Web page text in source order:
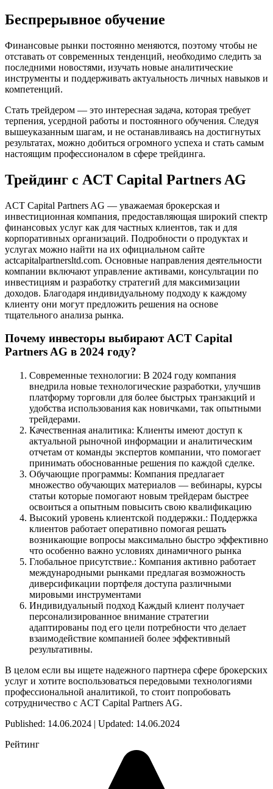
Беспрерывное обучение
Финансовые рынки постоянно меняются, поэтому чтобы не
отставать от современных тенденций, необходимо следить за
последними новостями, изучать новые аналитические
инструменты и поддерживать актуальность личных навыков и
компетенций.
Стать трейдером — это интересная задача, которая требует
терпения, усердной работы и постоянного обучения. Следуя
вышеуказанным шагам, и не останавливаясь на достигнутых
результатах, можно добиться огромного успеха и стать самым
настоящим профессионалом в сфере трейдинга.
Трейдинг с ACT Capital Partners AG
ACT Capital Partners AG — уважаемая брокерская и
инвестиционная компания, предоставляющая широкий спектр
финансовых услуг как для частных клиентов, так и для
корпоративных организаций. Подробности о продуктах и
услугах можно найти на их официальном сайте
actcapitalpartnersltd.com. Основные направления деятельности
компании включают управление активами, консультации по
инвестициям и разработку стратегий для максимизации
доходов. Благодаря индивидуальному подходу к каждому
клиенту они могут предложить решения на основе
тщательного анализа рынка.
Почему инвесторы выбирают ACT Capital
Partners AG в 2024 году?
Современные технологии: В 2024 году компания
внедрила новые технологические разработки, улучшив
платформу торговли для более быстрых транзакций и
удобства использования как новичками, так опытными
трейдерами.
Качественная аналитика: Клиенты имеют доступ к
актуальной рыночной информации и аналитическим
отчетам от команды экспертов компании, что помогает
принимать обоснованные решения по каждой сделке.
Обучающие программы: Компания предлагает
множество обучающих материалов — вебинары, курсы
статьи которые помогают новым трейдерам быстрее
освоиться а опытным повысить свою квалификацию
Высокий уровень клиентской поддержки.: Поддержка
клиентов работает оперативно помогая решать
возникающие вопросы максимально быстро эффективно
что особенно важно условиях динамичного рынка
Глобальное присутствие.: Компания активно работает
международными рынками предлагая возможность
диверсификации портфеля доступа различными
мировыми инструментами
Индивидуальный подход Каждый клиент получает
персонализированное внимание стратегии
адаптированы под его цели потребности что делает
взаимодействие компанией более эффективный
результативны.
В целом если вы ищете надежного партнера сфере брокерских
услуг и хотите воспользоваться передовыми технологиями
профессиональной аналитикой, то стоит попробовать
сотрудничество с ACT Capital Partners AG.
Published: 14.06.2024 | Updated: 14.06.2024
Рейтинг